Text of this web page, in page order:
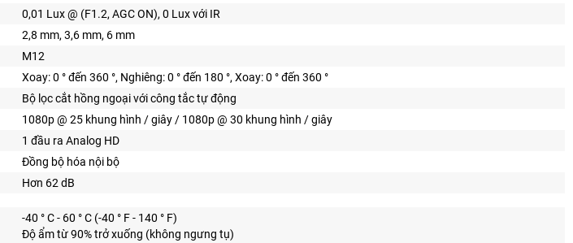
0,01 Lux @ (F1.2, AGC ON), 0 Lux với IR
2,8 mm, 3,6 mm, 6 mm
M12
Xoay: 0 ° đến 360 °, Nghiêng: 0 ° đến 180 °, Xoay: 0 ° đến 360 °
Bộ lọc cắt hồng ngoại với công tắc tự động
1080p @ 25 khung hình / giây / 1080p @ 30 khung hình / giây
1 đầu ra Analog HD
Đồng bộ hóa nội bộ
Hơn 62 dB
-40 ° C - 60 ° C (-40 ° F - 140 ° F)
Độ ẩm từ 90% trở xuống (không ngưng tụ)